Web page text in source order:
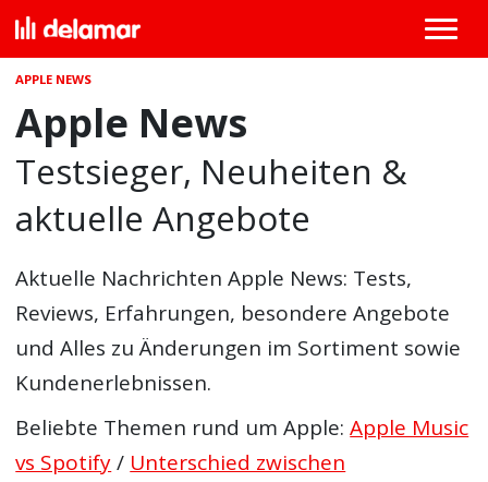
APPLE NEWS
Apple News
Testsieger, Neuheiten &
aktuelle Angebote
Aktuelle Nachrichten Apple News: Tests,
Reviews, Erfahrungen, besondere Angebote
und Alles zu Änderungen im Sortiment sowie
Kundenerlebnissen.
Beliebte Themen rund um Apple:Apple Music
vs Spotify/ Unterschied zwischen